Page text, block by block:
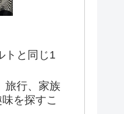
トと同じ1
旅行、家族
を探すこ